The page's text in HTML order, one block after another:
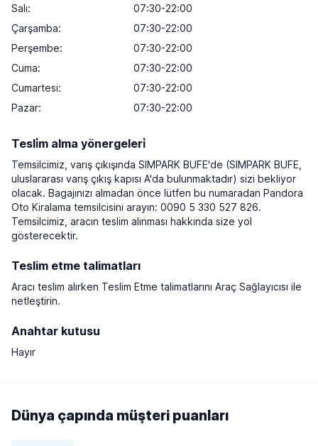
Salı:
07:30-22:00
Çarşamba:
07:30-22:00
Perşembe:
07:30-22:00
Cuma:
07:30-22:00
Cumartesi:
07:30-22:00
Pazar: 07:30-22:00
Tesli̇m alma yönergeleri̇
Temsilcimiz, varış çıkışında SIMPARK BUFE'de (SIMPARK BUFE,
uluslararası varış çıkış kapısı A'da bulunmaktadır) sizi bekliyor
olacak. Bagajınızı almadan önce lütfen bu numaradan Pandora
Oto Kiralama temsilcisini arayın: 0090 5 330 527 826.
Temsilcimiz, aracın teslim alınması hakkında size yol
gösterecektir.
Teslim etme talimatları
Aracı teslim alırken Teslim Etme talimatlarını Araç Sağlayıcısı ile
netleştirin.
Anahtar kutusu
Hayır
Dünya çapında müşteri puanları